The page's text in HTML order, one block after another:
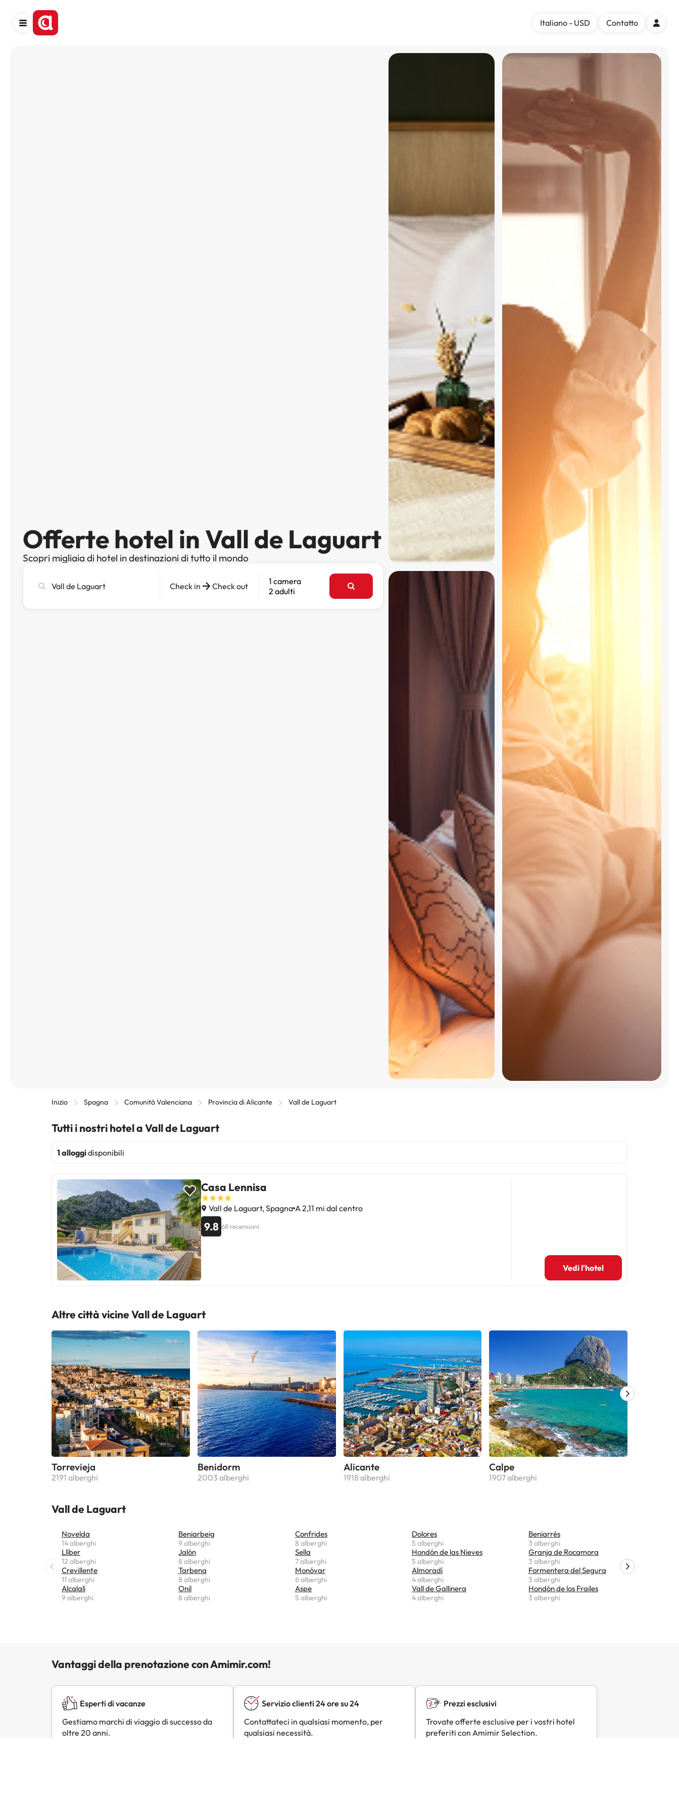
Italiano - USD Contatto
Offerte hotel in Vall de Laguart
Scopri migliaia di hotel in destinazioni di tutto il mondo
città,
Check in Check out
1 camera
2 adulti
Inizio Spagna Comunità Valenciana Provincia di Alicante Vall de Laguart
Tutti i nostri hotel a Vall de Laguart
1 alloggidisponibili
Casa Lennisa
Vall de Laguart, Spagna A 2,11 mi dal centro
9.8 68 recensioni
Vedi l'hotel
Altre città vicine Vall de Laguart
Torrevieja
2191 alberghi
Benidorm
2003 alberghi
Alicante
1918 alberghi
Calpe
1907 alberghi
Vall de Laguart
Novelda
14 alberghi
Llíber
12 alberghi
Crevillente
11 alberghi
Alcalalí
9 alberghi
Beniarbeig
9 alberghi
Jalón
8 alberghi
Tarbena
8 alberghi
Onil
8 alberghi
Confrides
8 alberghi
Sella
7 alberghi
Monóvar
6 alberghi
Aspe
5 alberghi
Dolores
5 alberghi
Hondón de las Nieves
5 alberghi
Almoradí
4 alberghi
Vall de Gallinera
4 alberghi
Beniarrés
3 alberghi
Granja de Rocamora
3 alberghi
Formentera del Segura
3 alberghi
Hondón de los Frailes
3 alberghi
Vantaggi della prenotazione con Amimir.com!
Esperti di vacanze
Gestiamo marchi di viaggio di successo da
oltre 20 anni.
Servizio clienti 24 ore su 24
Contattateci in qualsiasi momento, per
qualsiasi necessità.
Prezzi esclusivi
Trovate offerte esclusive per i vostri hotel
preferiti con Amimir Selection.